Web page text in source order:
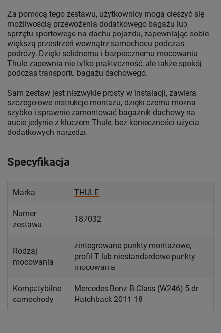
Za pomocą tego zestawu, użytkownicy mogą cieszyć się
możliwością przewożenia dodatkowego bagażu lub
sprzętu sportowego na dachu pojazdu, zapewniając sobie
większą przestrzeń wewnątrz samochodu podczas
podróży. Dzięki solidnemu i bezpiecznemu mocowaniu
Thule zapewnia nie tylko praktyczność, ale także spokój
podczas transportu bagażu dachowego.
Sam zestaw jest niezwykle prosty w instalacji, zawiera
szczegółowe instrukcje montażu, dzięki czemu można
szybko i sprawnie zamontować bagażnik dachowy na
aucie jedynie z kluczem Thule, bez konieczności użycia
dodatkowych narzędzi.
Specyfikacja
Marka THULE
Numer
zestawu
187032
Rodzaj
mocowania
zintegrowane punkty montażowe,
profil T lub niestandardowe punkty
mocowania
Kompatybilne
samochody
Mercedes Benz B-Class (W246) 5-dr
Hatchback 2011-18